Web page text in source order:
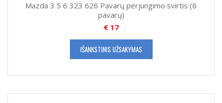
Mazda 3 5 6 323 626 Pavarų perjungimo svirtis (6
pavarų)
€17
IŠANKSTINIS UŽSAKYMAS